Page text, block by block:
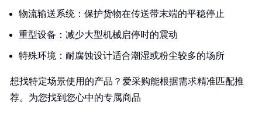
物流输送系统：保护货物在传送带末端的平稳停止
重型设备：减少大型机械启停时的震动
特殊环境：耐腐蚀设计适合潮湿或粉尘较多的场所
想找特定场景使用的产品？爱采购能根据需求精准匹配推
荐。为您找到您心中的专属商品